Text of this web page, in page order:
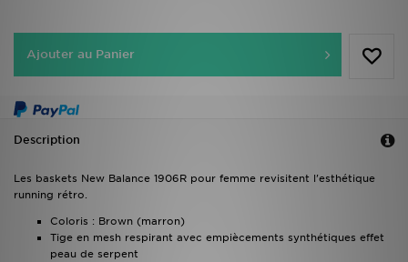
Ajouter au Panier
Description
Les baskets New Balance 1906R pour femme revisitent l'esthétique
running rétro.
Coloris : Brown (marron)
Tige en mesh respirant avec empiècements synthétiques effet
peau de serpent